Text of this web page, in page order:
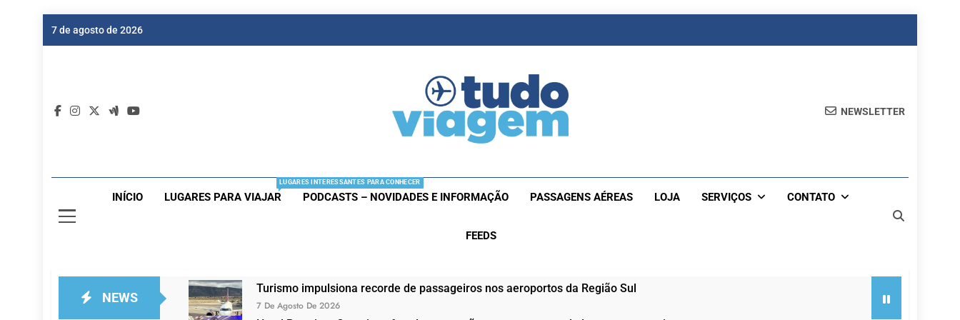
7 de agosto de 2026
NEWSLETTER
INÍCIO LUGARES PARA VIAJAR
LUGARES INTERESSANTES PARA CONHECER
PODCASTS – NOVIDADES E INFORMAÇÃO PASSAGENS AÉREAS LOJA SERVIÇOS CONTATO
FEEDS
NEWS
Turismo impulsiona recorde de passageiros nos aeroportos da Região Sul
7 De Agosto De 2026